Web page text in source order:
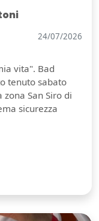
24/07/2026
vita". Bad
tenuto sabato
San Siro di
sicurezza